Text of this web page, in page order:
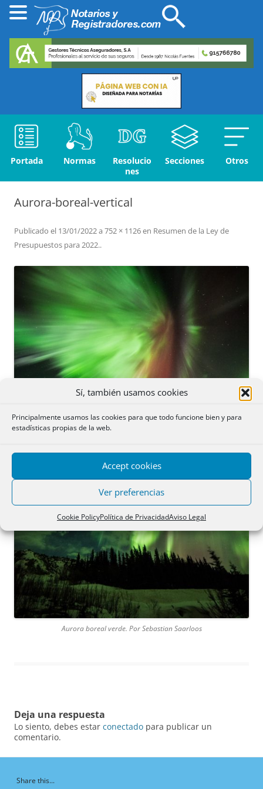
Sí, también usamos cookies
Principalmente usamos las cookies para que todo funcione bien y para
estadísticas propias de la web.
Accept cookies
Ver preferencias
Cookie PolicyPolítica de PrivacidadAviso Legal
Portada Normas
Resolucio
nes
Secciones Otros
Aurora-boreal-vertical
Publicado el 13/01/2022a 752 × 1126en Resumen de la Ley de
Presupuestos para 2022..
Aurora boreal verde. Por Sebastian Saarloos
Deja una respuesta
Lo siento, debes estar conectado para publicar un
comentario.
Share this...